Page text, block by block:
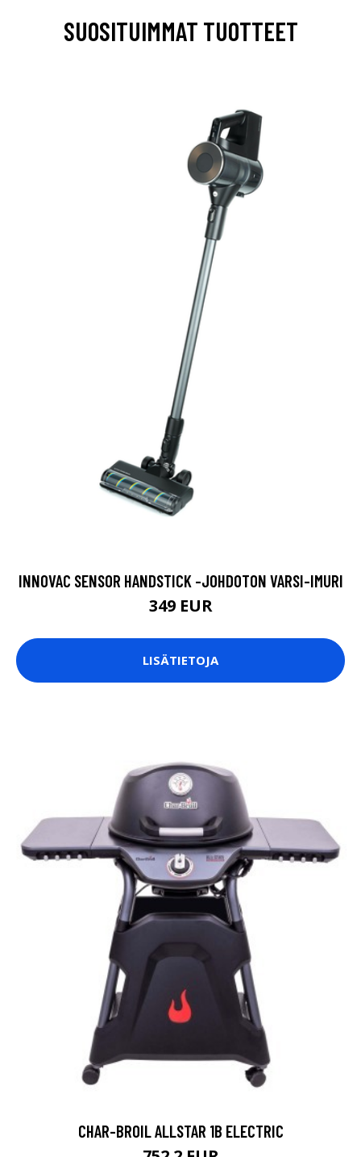
SUOSITUIMMAT TUOTTEET
INNOVAC SENSOR HANDSTICK -JOHDOTON VARSI-IMURI
349 EUR
LISÄTIETOJA
CHAR-BROIL ALLSTAR 1B ELECTRIC